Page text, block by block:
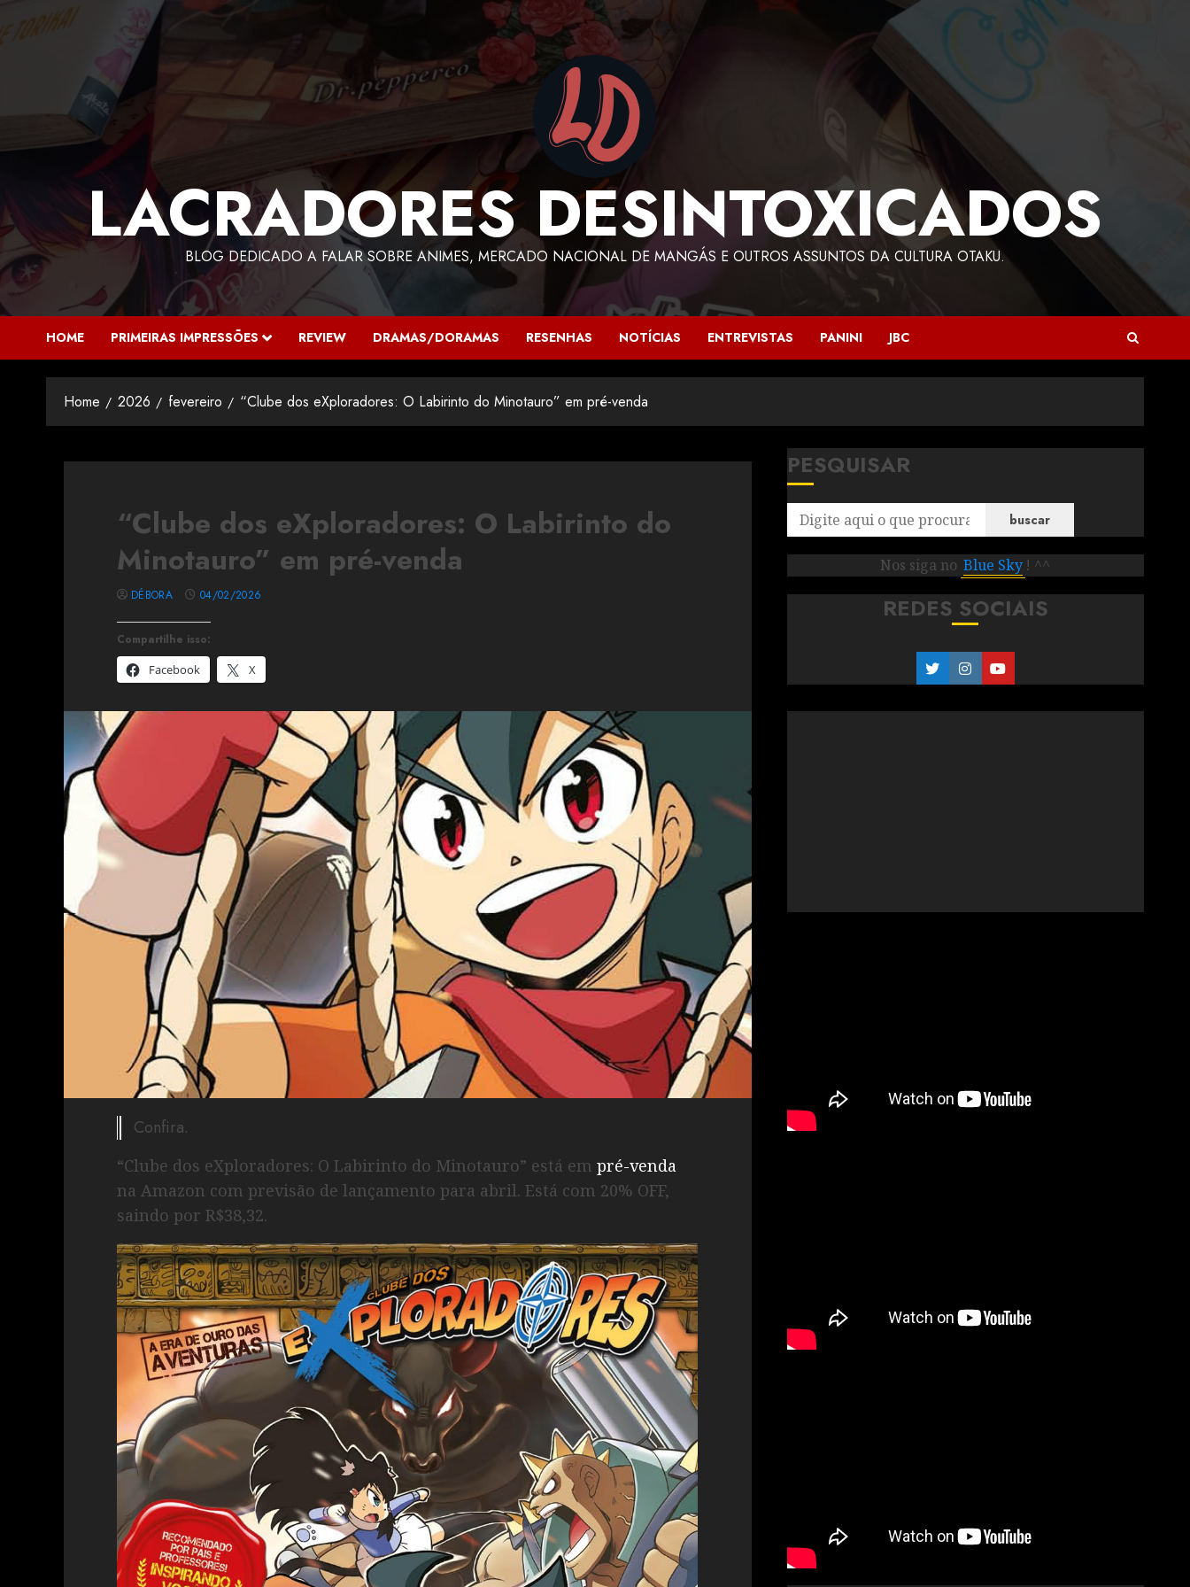
LACRADORES DESINTOXICADOS
BLOG DEDICADO A FALAR SOBRE ANIMES, MERCADO NACIONAL DE MANGÁS E OUTROS ASSUNTOS DA CULTURA OTAKU.
HOME PRIMEIRAS IMPRESSÕES REVIEW DRAMAS/DORAMAS RESENHAS NOTÍCIAS ENTREVISTAS PANINI JBC
Home 2026 fevereiro “Clube dos eXploradores: O Labirinto do Minotauro” em pré-venda
“Clube dos eXploradores: O Labirinto do
Minotauro” em pré-venda
Compartilhe isso:
Facebook
X
DÉBORA 04/02/2026
Confira.
“Clube dos eXploradores: O Labirinto do Minotauro” está em pré-venda
na Amazon com previsão de lançamento para abril. Está com 20% OFF,
saindo por R$38,32.
PESQUISAR
buscar
Nos siga no Blue Sky ! ^^
REDES SOCIAIS